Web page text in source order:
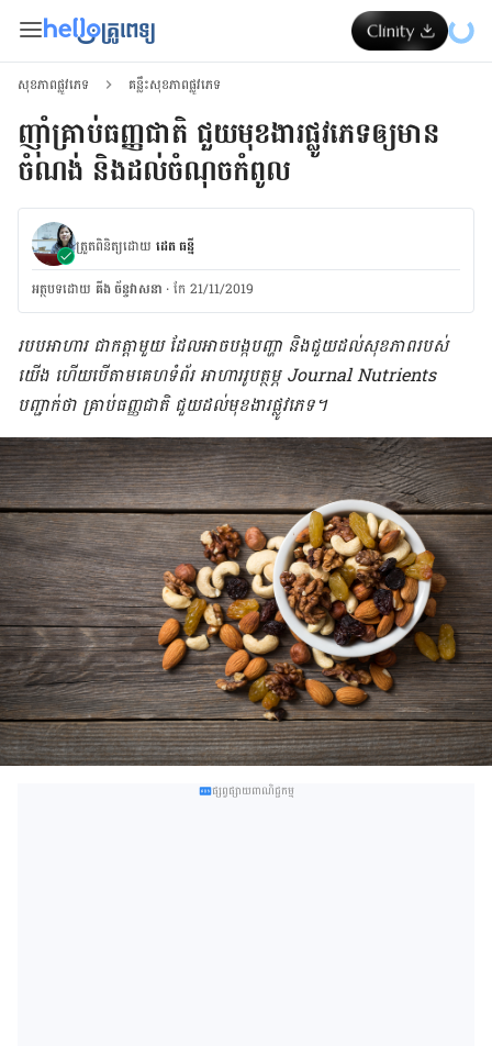
សុខភាពផ្លូវភេទ គន្លឹះសុខភាពផ្លូវភេទ
ញ៉ាំគ្រាប់ធញ្ញជាតិ ជួយមុខងារផ្លូវភេទឲ្យមាន
ចំណង់ និងដល់ចំណុចកំពូល
ត្រួតពិនិត្យដោយ ដេត ធន្នី
អត្ថបទ​ដោយ គីង ច័ន្ទវាសនា​ · កែ 21/11/2019
របបអាហារ ជាកត្ដាមួយ ដែល​អាច​បង្ក​បញ្ហា និង​ជួយ​ដល់​សុខភាព​របស់
យើង ហើយ​បើតាម​គេហទំព័រ​ អាហាររូបត្ថម្ភ Journal Nutrients
បញ្ជាក់​ថា គ្រាប់ធញ្ញជាតិ ជួយ​ដល់មុខងារ​ផ្លូវភេទ។
ផ្សព្វផ្សាយពាណិជ្ជកម្ម